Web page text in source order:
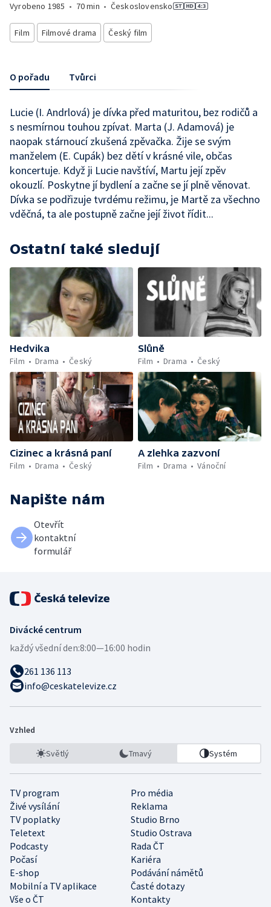
Vyrobeno 1985 • 70 min • Československo
Film Filmové drama Český film
O pořadu Tvůrci
Lucie (I. Andrlová) je dívka před maturitou, bez rodičů a
s nesmírnou touhou zpívat. Marta (J. Adamová) je
naopak stárnoucí zkušená zpěvačka. Žije se svým
manželem (E. Cupák) bez dětí v krásné vile, občas
koncertuje. Když ji Lucie navštíví, Martu její zpěv
okouzlí. Poskytne jí bydlení a začne se jí plně věnovat.
Dívka se podřizuje tvrdému režimu, je Martě za všechno
vděčná, ta ale postupně začne její život řídit...
Ostatní také sledují
Hedvika
Film
Drama Český
Slůně
Film
Drama Český
Cizinec a krásná paní
Film
Drama Český
A zlehka zazvoní
Film
Drama Vánoční
Napište nám
Otevřít
kontaktní
formulář
Divácké centrum
každý všední den:8:00—16:00 hodin
261 136 113
info@ceskatelevize.cz
Vzhled
Světlý Tmavý Systém
TV program
Pro média
Živé vysílání
Reklama
TV poplatky
Studio Brno
Teletext
Studio Ostrava
Podcasty
Rada ČT
Počasí
Kariéra
E-shop
Podávání námětů
Mobilní a TV aplikace
Časté dotazy
Vše o ČT
Kontakty